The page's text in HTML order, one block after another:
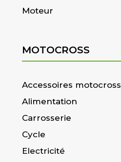
Moteur
MOTOCROSS
Accessoires motocross
Alimentation
Carrosserie
Cycle
Electricité